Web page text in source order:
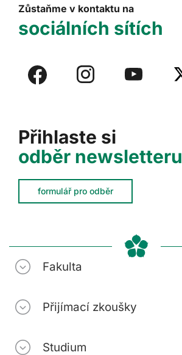
Přihlaste si
odběr newsletteru
formulář pro odběr
Zůstaňme v kontaktu na
sociálních sítích
Fakulta
Přijímací zkoušky
Studium